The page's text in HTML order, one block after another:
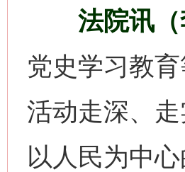
法院讯（
党史学习教
活动走深、
以人民为中